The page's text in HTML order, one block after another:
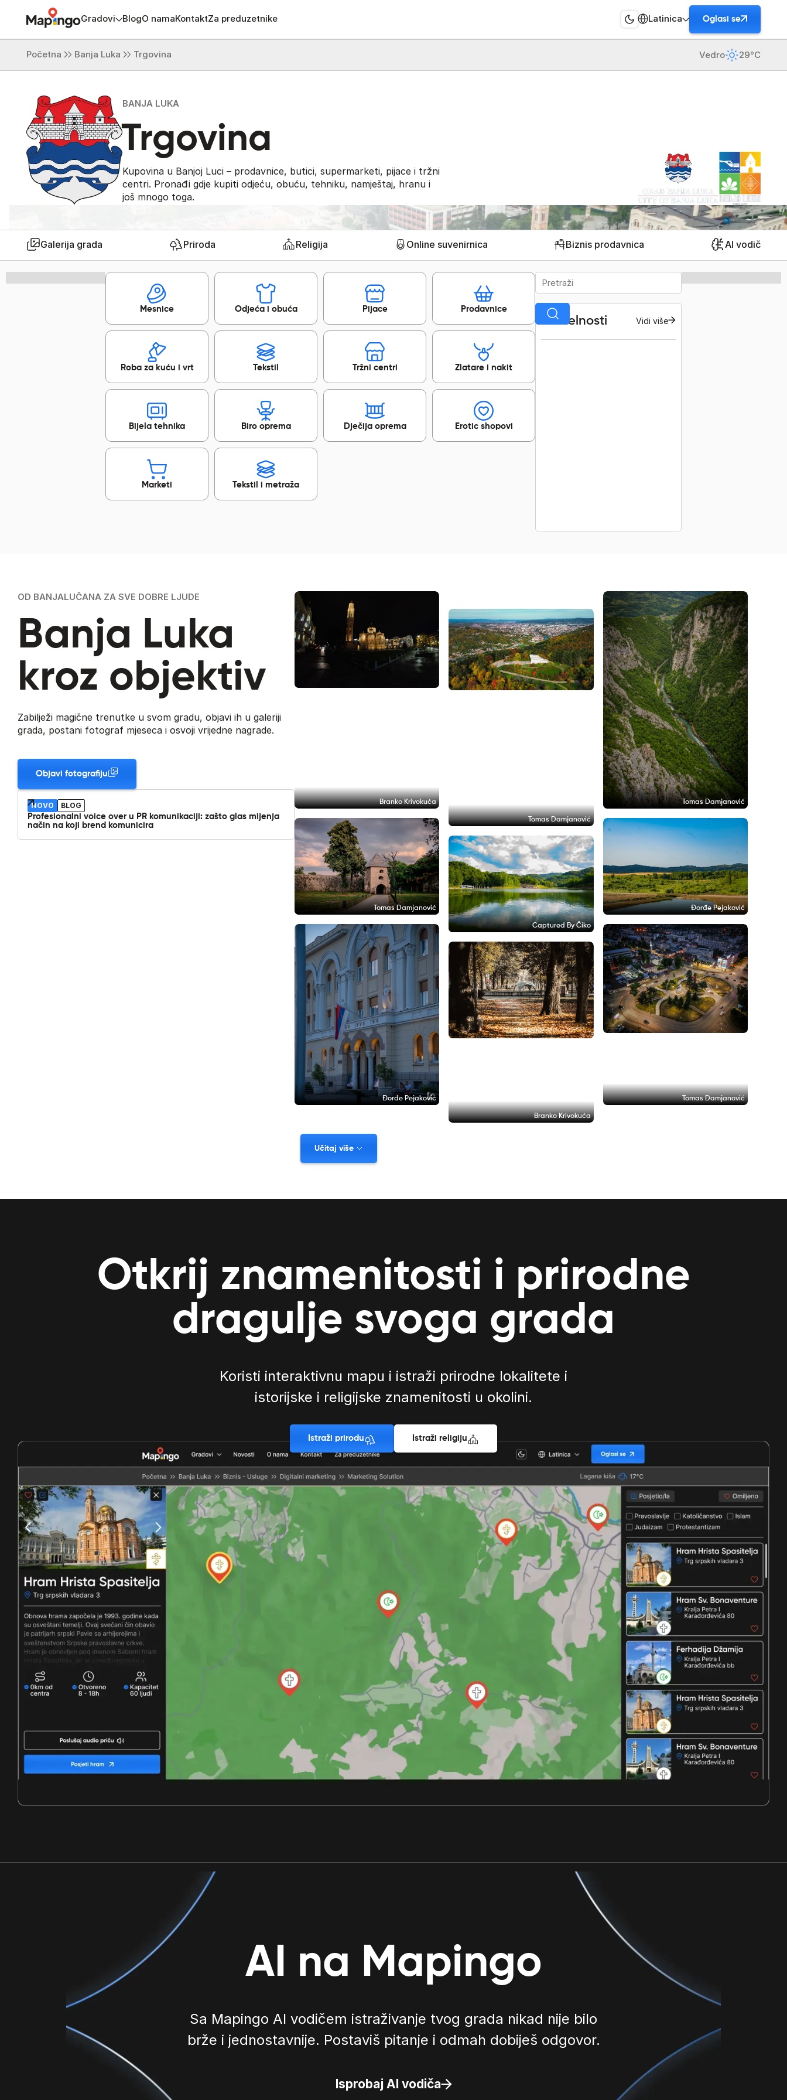
Gradovi BlogO namaKontaktZa preduzetnike Latinica Oglasi se
Početna Banja Luka Trgovina Vedro 29°C
BANJA LUKA
Trgovina
Kupovina u Banjoj Luci – prodavnice, butici, supermarketi, pijace i tržni
centri. Pronađi gdje kupiti odjeću, obuću, tehniku, namještaj, hranu i
još mnogo toga.
Galerija grada Priroda Religija Online suvenirnica Biznis prodavnica AI vodič
Mesnice Odjeća i obuća Pijace Prodavnice
Roba za kuću i vrt Tekstil Tržni centri Zlatare i nakit
Bijela tehnika Biro oprema Dječija oprema Erotic shopovi
Marketi Tekstil i metraža
Aktuelnosti Vidi više
OD BANJALUČANA ZA SVE DOBRE LJUDE
Banja Luka
kroz objektiv
Zabilježi magične trenutke u svom gradu, objavi ih u galeriji
grada, postani fotograf mjeseca i osvoji vrijedne nagrade.
Objavi fotografiju
NOVO
BLOG
Profesionalni voice over u PR komunikaciji: zašto glas mijenja
način na koji brend komunicira
Branko Krivokuća
Tomas Damjanović
Tomas Damjanović
Tomas Damjanović
Captured By Čiko
Đorđe Pejaković
Đorđe Pejaković
Branko Krivokuća
Tomas Damjanović
Učitaj više
Otkrij znamenitosti i prirodne
dragulje svoga grada
Koristi interaktivnu mapu i istraži prirodne lokalitete i
istorijske i religijske znamenitosti u okolini.
Istraži prirodu Istraži religiju
AI na Mapingo
Sa Mapingo AI vodičem istraživanje tvog grada nikad nije bilo
brže i jednostavnije. Postaviš pitanje i odmah dobiješ odgovor.
Isprobaj AI vodiča